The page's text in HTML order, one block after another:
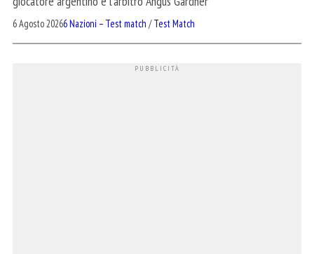
6 Agosto 20266 Nazioni – Test match /Test Match